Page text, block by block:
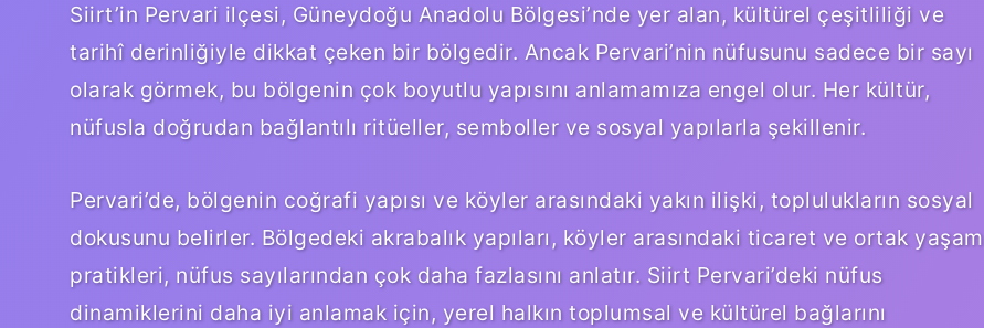
Siirt’in Pervari ilçesi, Güneydoğu Anadolu Bölgesi’nde yer alan, kültürel çeşitliliği ve
tarihî derinliğiyle dikkat çeken bir bölgedir. Ancak Pervari’nin nüfusunu sadece bir sayı
olarak görmek, bu bölgenin çok boyutlu yapısını anlamamıza engel olur. Her kültür,
nüfusla doğrudan bağlantılı ritüeller, semboller ve sosyal yapılarla şekillenir.
Pervari’de, bölgenin coğrafi yapısı ve köyler arasındaki yakın ilişki, toplulukların sosyal
dokusunu belirler. Bölgedeki akrabalık yapıları, köyler arasındaki ticaret ve ortak yaşam
pratikleri, nüfus sayılarından çok daha fazlasını anlatır. Siirt Pervari’deki nüfus
dinamiklerini daha iyi anlamak için, yerel halkın toplumsal ve kültürel bağlarını